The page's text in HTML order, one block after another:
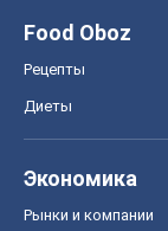
Food Oboz
Рецепты
Диеты
Экономика
Рынки и компании